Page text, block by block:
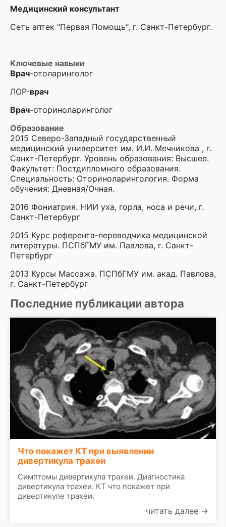
Медицинский консультант
Сеть аптек "Первая Помощь", г. Санкт-Петербург.
Ключевые навыки
Врач-отоларинголог
ЛОР-врач
Врач-оториноларинголог
Образование
2015 Северо-Западный государственный
медицинский университет им. И.И. Мечникова , г.
Санкт-Петербург. Уровень образования: Высшее.
Факультет: Постдипломного образования.
Специальность: Оториноларингология. Форма
обучения: Дневная/Очная.
2016 Фониатрия. НИИ уха, горла, носа и речи, г.
Санкт-Петербург
2015 Курс референта-переводчика медицинской
литературы. ПСПбГМУ им. Павлова, г. Санкт-
Петербург
2013 Курсы Массажа. ПСПбГМУ им. акад. Павлова,
г. Санкт-Петербург
Последние публикации автора
Что покажет КТ при выявлении
дивертикула трахеи
Симптомы дивертикула трахеи. Диагностика
дивертикула трахеи. КТ что покажет при
дивертикуле трахеи.
читать далее →